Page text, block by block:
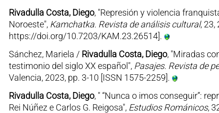
Rivadulla Costa, Diego, "Represión y violencia
Noroeste", Kamchatka. Revista de análisis cultural, 23,
https://doi.org/10.7203/KAM.23.26514].
Sánchez, Mariela / Rivadulla Costa, Diego, "Miradas
testimonio del siglo XX español", Pasajes. Revista de
Valencia, 2023, pp. 3-10 [ISSN 1575-2259].
Rivadulla Costa, Diego, " “Nunca o imos conseguir”:
Rei Núñez e Carlos G. Reigosa", Estudios Románicos,